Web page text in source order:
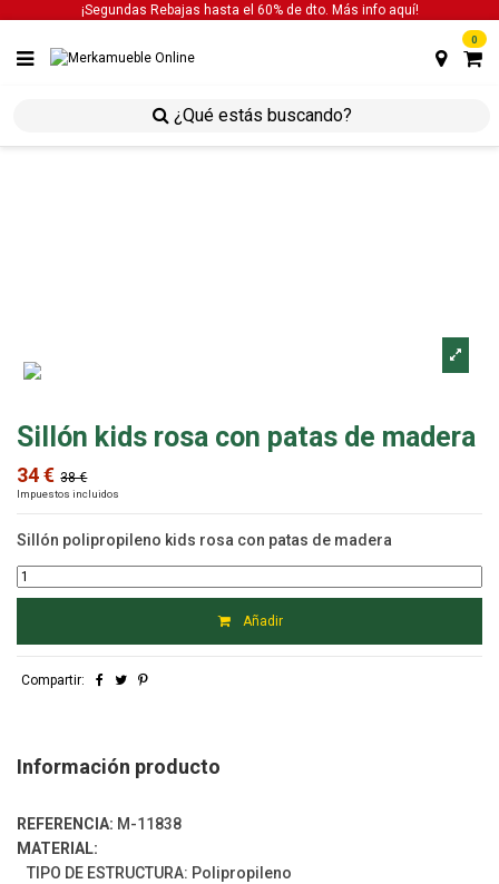
¡Segundas Rebajas hasta el 60% de dto. Más info aquí!
0
cunas y mobiliario infantil
Sillón kids rosa con patas de madera
34 € 38 €
Impuestos incluidos
Sillón polipropileno kids rosa con patas de madera
Añadir
Compartir:
Información producto
REFERENCIA: M-11838
MATERIAL:
TIPO DE ESTRUCTURA: Polipropileno